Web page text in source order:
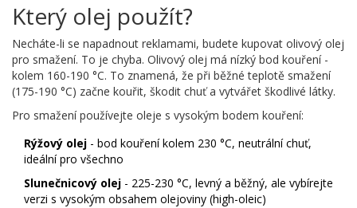
Který olej použít?
Necháte-li se napadnout reklamami, budete kupovat olivový olej
pro smažení. To je chyba. Olivový olej má nízký bod kouření -
kolem 160-190 °C. To znamená, že při běžné teplotě smažení
(175-190 °C) začne kouřit, škodit chuť a vytvářet škodlivé látky.
Pro smažení používejte oleje s vysokým bodem kouření:
Rýžový olej - bod kouření kolem 230 °C, neutrální chuť,
ideální pro všechno
Slunečnicový olej - 225-230 °C, levný a běžný, ale vybírejte
verzi s vysokým obsahem olejoviny (high-oleic)